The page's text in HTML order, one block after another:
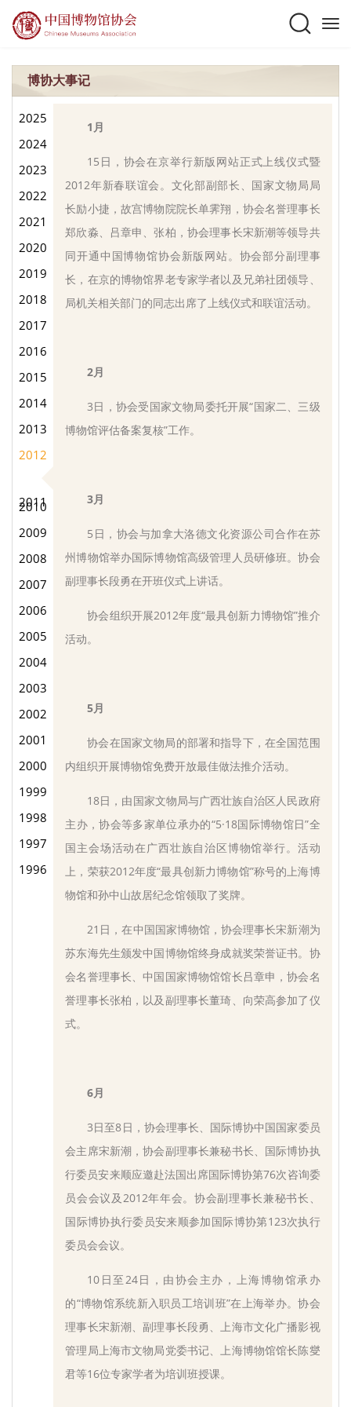
博协大事记
2025
2024
2023
2022
2021
2020
2019
2018
2017
2016
2015
2014
2013
2012
2011
2010
2009
2008
2007
2006
2005
2004
2003
2002
2001
2000
1999
1998
1997
1996
1月
15日，协会在京举行新版网站正式上线仪式暨
2012年新春联谊会。文化部副部长、国家文物局局
长励小捷，故宫博物院院长单霁翔，协会名誉理事长
郑欣淼、吕章申、张柏，协会理事长宋新潮等领导共
同开通中国博物馆协会新版网站。协会部分副理事
长，在京的博物馆界老专家学者以及兄弟社团领导、
局机关相关部门的同志出席了上线仪式和联谊活动。
2月
3日，协会受国家文物局委托开展“国家二、三级
博物馆评估备案复核”工作。
3月
5日，协会与加拿大洛德文化资源公司合作在苏
州博物馆举办国际博物馆高级管理人员研修班。协会
副理事长段勇在开班仪式上讲话。
协会组织开展2012年度“最具创新力博物馆”推介
活动。
5月
协会在国家文物局的部署和指导下，在全国范围
内组织开展博物馆免费开放最佳做法推介活动。
18日，由国家文物局与广西壮族自治区人民政府
主办，协会等多家单位承办的“5·18国际博物馆日”全
国主会场活动在广西壮族自治区博物馆举行。活动
上，荣获2012年度“最具创新力博物馆”称号的上海博
物馆和孙中山故居纪念馆领取了奖牌。
21日，在中国国家博物馆，协会理事长宋新潮为
苏东海先生颁发中国博物馆终身成就奖荣誉证书。协
会名誉理事长、中国国家博物馆馆长吕章申，协会名
誉理事长张柏，以及副理事长董琦、向荣高参加了仪
式。
6月
3日至8日，协会理事长、国际博协中国国家委员
会主席宋新潮，协会副理事长兼秘书长、国际博协执
行委员安来顺应邀赴法国出席国际博协第76次咨询委
员会会议及2012年年会。协会副理事长兼秘书长、
国际博协执行委员安来顺参加国际博协第123次执行
委员会会议。
10日至24日，由协会主办，上海博物馆承办
的“博物馆系统新入职员工培训班”在上海举办。协会
理事长宋新潮、副理事长段勇、上海市文化广播影视
管理局上海市文物局党委书记、上海博物馆馆长陈燮
君等16位专家学者为培训班授课。